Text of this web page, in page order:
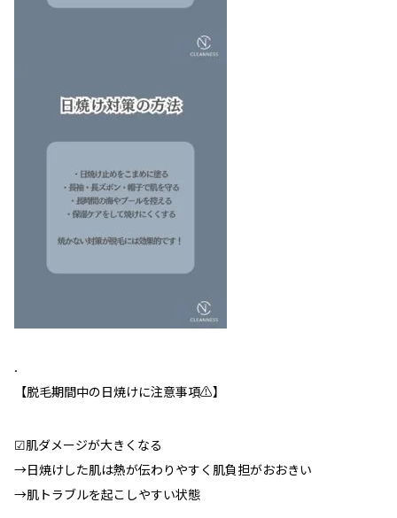
.
【脱毛期間中の日焼けに注意事項⚠️】
︎︎︎︎︎︎☑︎肌ダメージが大きくなる
→日焼けした肌は熱が伝わりやすく肌負担がおおきい
→肌トラブルを起こしやすい状態